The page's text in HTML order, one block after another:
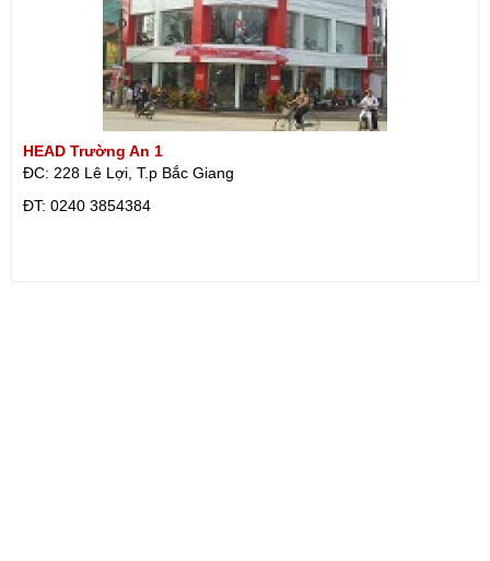
HEAD Trường An 1
ĐC: 228 Lê Lợi, T.p Bắc Giang
ÐT: 0240 3854384